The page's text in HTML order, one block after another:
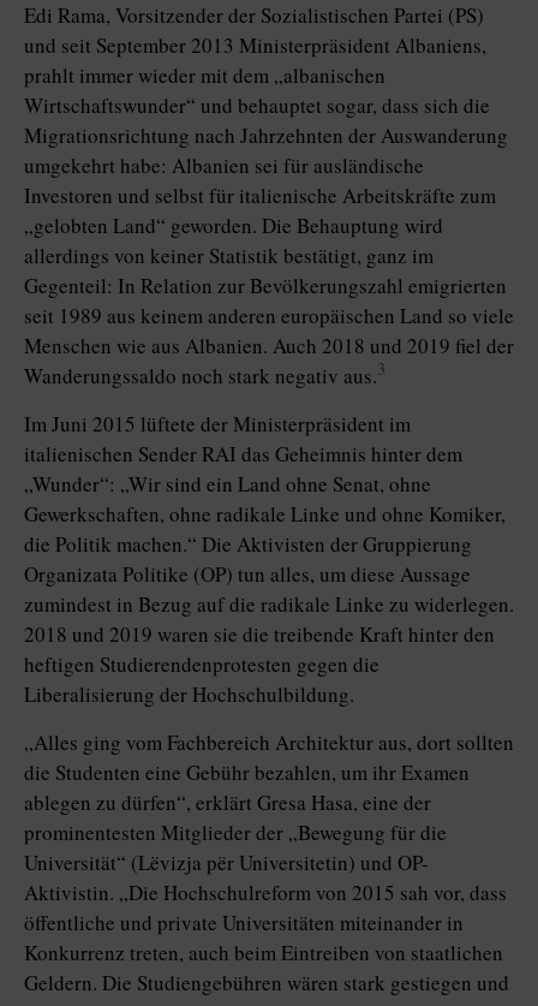
Edi Rama, Vorsitzender der Sozia­listischen Partei (PS)
und seit September 2013 Ministerpräsident Albaniens,
prahlt immer wieder mit dem „albanischen
Wirtschaftswunder“ und behauptet sogar, dass sich die
Migrationsrichtung nach Jahrzehnten der Auswanderung
umgekehrt habe: Albanien sei für ausländische
Investoren und selbst für italienische Arbeitskräfte zum
„gelobten Land“ geworden. Die Behauptung wird
allerdings von keiner Statistik bestätigt, ganz im
Gegenteil: In Relation zur Bevölkerungszahl emigrierten
seit 1989 aus keinem anderen europäischen Land so viele
Menschen wie aus Albanien. Auch 2018 und 2019 fiel der
Wanderungssaldo noch stark negativ aus.3
Im Juni 2015 lüftete der Ministerpräsident im
italienischen Sender RAI das Geheimnis hinter dem
„Wunder“: „Wir sind ein Land ohne Senat, ohne
Gewerkschaften, ohne radikale Linke und ohne Komiker,
die Politik machen.“ Die Aktivisten der Gruppierung
Organizata Politike (OP) tun alles, um diese Aussage
zumindest in Bezug auf die radikale Linke zu widerlegen.
2018 und 2019 waren sie die treibende Kraft hinter den
heftigen Studierendenprotesten gegen die
Liberalisierung der Hochschulbildung.
„Alles ging vom Fachbereich Architektur aus, dort sollten
die Studenten eine Gebühr bezahlen, um ihr Examen
ablegen zu dürfen“, erklärt Gresa Hasa, eine der
prominentesten Mitglieder der „Bewegung für die
Universität“ (Lëvizja për Universitetin) und OP-
Aktivistin. „Die Hochschulreform von 2015 sah vor, dass
öffentliche und private Universitäten miteinander in
Konkurrenz treten, auch beim Eintreiben von staatlichen
Geldern. Die Studiengebühren wären stark gestiegen und